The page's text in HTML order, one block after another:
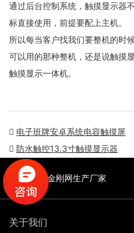
通过后台控制系统，触摸显示器
标直接使用，前提要配上主机。
所以每当客户找我们要整机的时
可以用的那种整机，还是说触摸
触摸显示一体机。
电子班牌安卓系统电容触摸屏
防水触控13.3寸触摸显示器
友情链接: 金刚网生产厂家
关于我们